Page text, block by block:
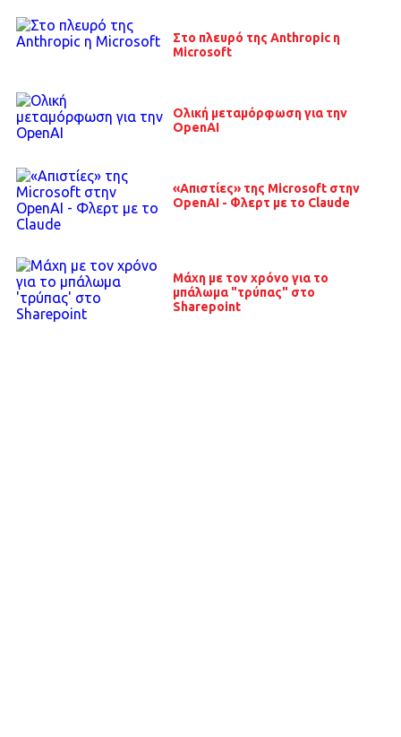
Στο πλευρό της Anthropic η
Microsoft
Ολική μεταμόρφωση για την
OpenAI
«Απιστίες» της Microsoft στην
OpenAI - Φλερτ με το Claude
Μάχη με τον χρόνο για το
μπάλωμα "τρύπας" στο
Sharepoint